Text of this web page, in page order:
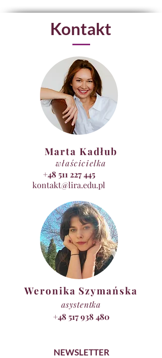
Kontakt
Marta Kadłub
właścicielka
+48 511 227 445
kontakt@lira.edu.pl
Weronika Szymańska
asystentka
+48 517 938 480
NEWSLETTER